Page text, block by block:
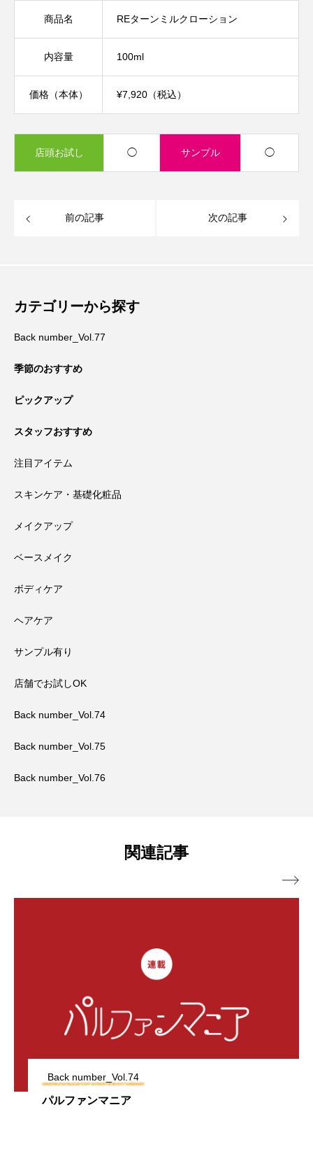
商品名 REターンミルクローション
内容量 100ml
価格（本体） ¥7,920（税込）
店頭お試し ◯ サンプル ◯
前の記事 次の記事
カテゴリーから探す
Back number_Vol.77
季節のおすすめ
ピックアップ
スタッフおすすめ
注目アイテム
スキンケア・基礎化粧品
メイクアップ
ベースメイク
ボディケア
ヘアケア
サンプル有り
店舗でお試しOK
Back number_Vol.74
Back number_Vol.75
Back number_Vol.76
関連記事
Back number_Vol.74
パルファンマニア
